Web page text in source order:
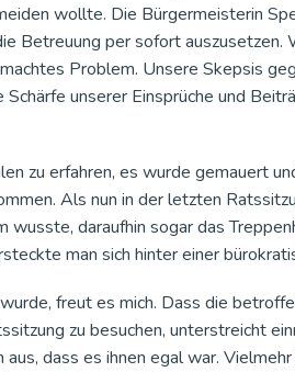
wollte. Die Bürgermeisterin
Betreuung per sofort auszusetzen.
Problem. Unsere Skepsis
unserer Einsprüche und
zu erfahren, es wurde gemauert
Als nun in der letzten
daraufhin sogar das
man sich hinter einer
freut es mich. Dass die
zu besuchen, unterstreicht
dass es ihnen egal war.